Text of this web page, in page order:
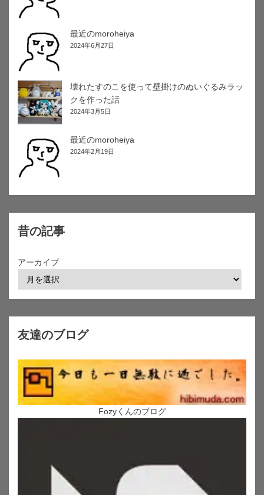
最近のmoroheiya
2024年6月27日
壊れたすのこを使って壁掛けのぬいぐるみラッ
クを作った話
2024年3月5日
最近のmoroheiya
2024年2月19日
昔の記事
アーカイブ
友達のブログ
Fozyくんのブログ